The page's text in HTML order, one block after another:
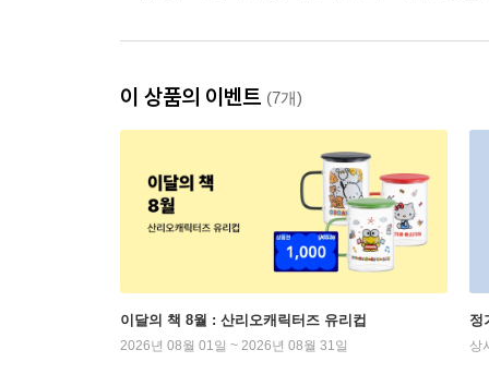
이 상품의 이벤트 (7개)
이달의 책 8월 : 산리오캐릭터즈 유리컵
2026년 08월 01일 ~ 2026년 08월 31일
정
상